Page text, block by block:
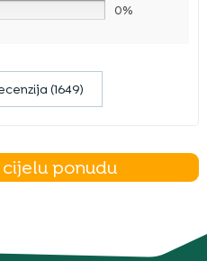
0%
(1649)
ponudu